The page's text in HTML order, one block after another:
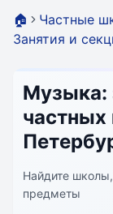
🏠
Частные
Занятия и
Музыка:
Найдите
предметы